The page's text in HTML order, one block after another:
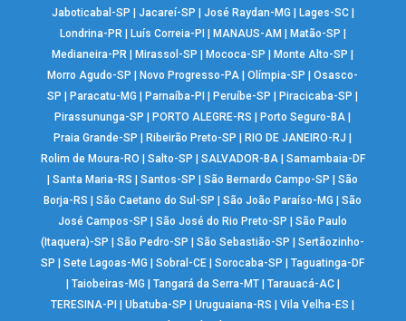
Jaboticabal-SP
Jacareí-SP José Raydan-MG Lages-SC|
Londrina-PR| Luís Correia-PI MANAUS-AM Matão-SP
Medianeira-PR
Mirassol-SP Mococa-SP Monte Alto-SP
Morro Agudo-SP
Novo Progresso-PA |Olímpia-SP |Osasco-
SP
Paracatu-MG Parnaíba-PI Peruíbe-SP Piracicaba-SP
Pirassununga-SP
PORTO ALEGRE-RS Porto Seguro-BA
Praia Grande-SP
Ribeirão Preto-SP RIO DE JANEIRO-RJ
Rolim de Moura-RO
Salto-SP SALVADOR-BA| Samambaia-DF
|Santa Maria-RS |Santos-SP |São Bernardo Campo-SP |São
Borja-RS
|São Caetano do Sul-SP |São João Paraíso-MG |São
José Campos-SP
|São José do Rio Preto-SP |São Paulo
(Itaquera)-SP
|São Pedro-SP |São Sebastião-SP |Sertãozinho-
SP
|Sete Lagoas-MG |Sobral-CE |Sorocaba-SP |Taguatinga-DF
Taiobeiras-MG Tangará da Serra-MT| Tarauacá-AC|
TERESINA-PI
|Ubatuba-SP |Uruguaiana-RS |Vila Velha-ES